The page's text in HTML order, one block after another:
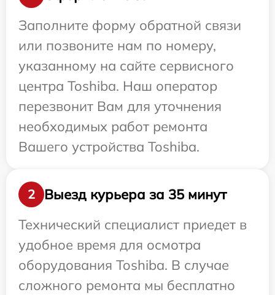
Заполните форму обратной связи
или позвоните нам по номеру,
указанному на сайте сервисного
центра Toshiba. Наш оператор
перезвонит Вам для уточнения
необходимых работ ремонта
Вашего устройства Toshiba.
2
Выезд курьера за 35 минут
Технический специалист приедет в
удобное время для осмотра
оборудования Toshiba. В случае
сложного ремонта мы бесплатно